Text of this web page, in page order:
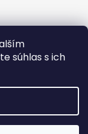
súhlas s ich
práva